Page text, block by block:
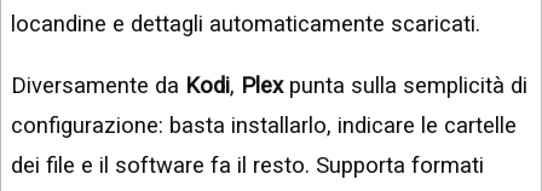
locandine e dettagli automaticamente scaricati.
Diversamente da Kodi, Plexpunta sulla semplicità di
configurazione: basta installarlo, indicare le cartelle
dei file e il software fa il resto. Supporta formati